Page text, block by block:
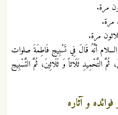
مرة.
مرة.
مرة.
أنَّهُ قَالَ فِي تَسْبِيحِ‏ فَاطِمَةَ صلوات
ثُمَّ التَّحْمِيدِ ثَلَاثاً وَ ثَلَاثِينَ، ثُمَّ التَّسْبِيحِ
و آثاره